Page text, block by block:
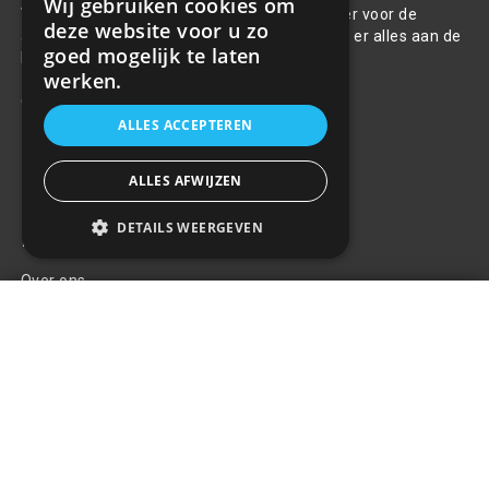
Welkom bij R&R Parts Automotive, uw partner voor de
aanschaf van alle auto accessoires. Wij doen er alles aan de
beste selectie, service & prijs te bieden.
Contact
Klantenservice
Over ons
Wij gebruiken cookies om
deze website voor u zo
goed mogelijk te laten
werken.
ALLES ACCEPTEREN
ALLES AFWIJZEN
DETAILS WEERGEVEN